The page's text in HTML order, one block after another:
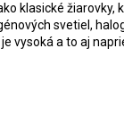
klasické žiarovky,
svetiel,
je vysoká a to aj